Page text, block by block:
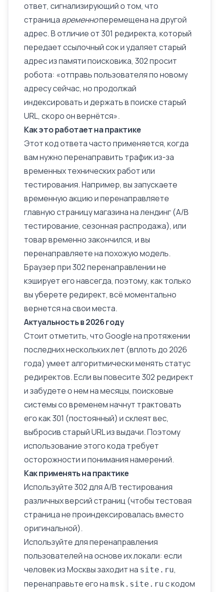
ответ, сигнализирующий о том, что
страница временноперемещена на другой
адрес. В отличие от301 редиректа, который
передает ссылочный сок и удаляет старый
адрес из памяти поисковика, 302 просит
робота: «отправь пользователя по новому
адресу сейчас, но продолжай
индексировать и держать в поиске старый
URL, скоро он вернётся».
Как это работает на практике
Этот код ответа часто применяется, когда
вам нужно перенаправить трафик из-за
временных технических работ или
тестирования. Например, вы запускаете
временную акцию и перенаправляете
главную страницу магазина на лендинг (A/B
тестирование, сезонная распродажа), или
товар временно закончился, и вы
перенаправляете на похожую модель.
Браузер при 302 перенаправлении не
кэширует его навсегда, поэтому, как только
вы уберете редирект, всё моментально
вернется на свои места.
Актуальность в 2026 году
Стоит отметить, что Google на протяжении
последних нескольких лет (вплоть до 2026
года) умеет алгоритмически менять статус
редиректов. Если вы повесите 302 редирект
и забудете о нем на месяцы, поисковые
системы со временем начнут трактовать
его как 301 (постоянный) и склеят вес,
выбросив старый URL из выдачи. Поэтому
использование этого кода требует
осторожности и понимания намерений.
Как применять на практике
Используйте 302 для A/B тестирования
различных версий страниц (чтобы тестовая
страница не проиндексировалась вместо
оригинальной).
Используйте для перенаправления
пользователей на основе их локали: если
человек из Москвы заходит на site.ru,
перенаправьте его на msk.site.ru с кодом